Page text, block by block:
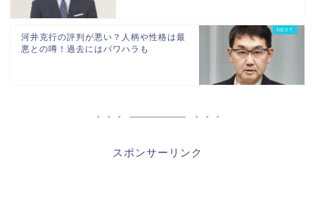
河井克行の評判が悪い？人柄や性格は最
悪との噂！過去にはパワハラも
スポンサーリンク